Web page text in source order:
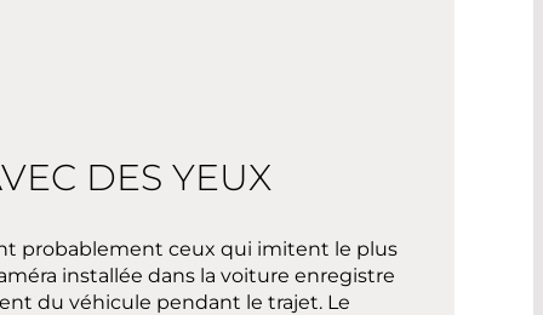
DES YEUX
probablement ceux qui imitent le plus
installée dans la voiture enregistre
du véhicule pendant le trajet. Le